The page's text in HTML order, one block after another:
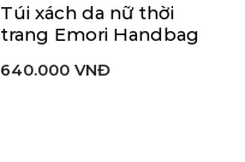
Túi xách da nữ thời
trang Emori Handbag
640.000 VNĐ